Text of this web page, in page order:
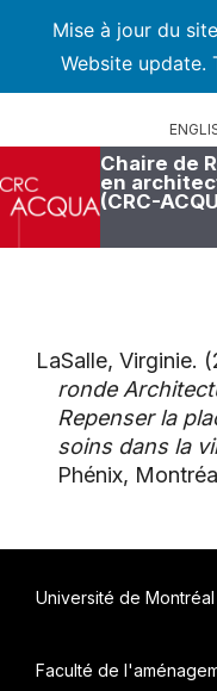
Mise à jour du
Website update.
Chaire de
en
(CRC-
LaSalle, Virginie.
ronde
Repenser la
soins dans la
Phénix,
Université de Montréal
Faculté de